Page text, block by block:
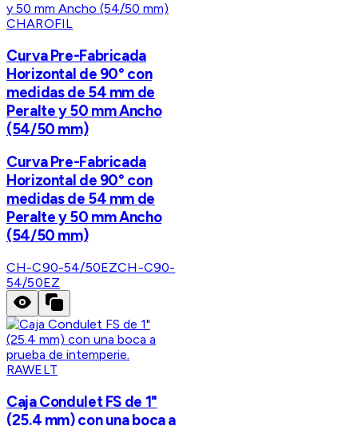
CHAROFIL
Curva Pre-Fabricada
Horizontal de 90° con
medidas de 54 mm de
Peralte y 50 mm Ancho
(54/50 mm)
Curva Pre-Fabricada
Horizontal de 90° con
medidas de 54 mm de
Peralte y 50 mm Ancho
(54/50 mm)
CH-C90-54/50EZCH-C90-
54/50EZ
RAWELT
Caja Condulet FS de 1"
(25.4 mm) con una boca a